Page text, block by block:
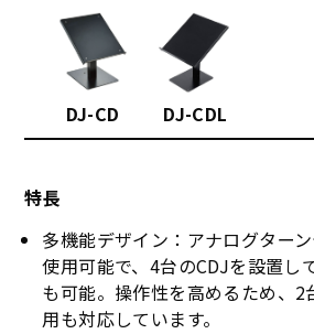
DJ-CD DJ-CDL
特長
多機能デザイン：アナログター
使用可能で、4台のCDJを設置し
も可能。操作性を高めるため、
用も対応しています。